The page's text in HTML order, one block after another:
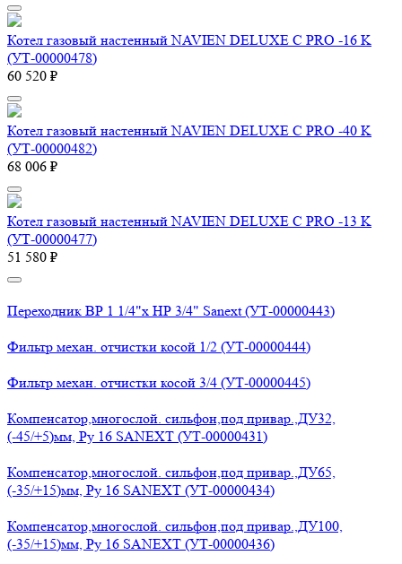
Котел газовый настенный NAVIEN DELUXE С PRO -16 K
(УТ-00000478)
60 520 ₽
Котел газовый настенный NAVIEN DELUXE С PRO -40 K
(УТ-00000482)
68 006 ₽
Котел газовый настенный NAVIEN DELUXE С PRO -13 K
(УТ-00000477)
51 580 ₽
Переходник ВР 1 1/4"х НР 3/4" Sanext (УТ-00000443)
Фильтр механ. отчистки косой 1/2 (УТ-00000444)
Фильтр механ. отчистки косой 3/4 (УТ-00000445)
Компенсатор,многослой. сильфон,под привар.,ДУ32,
(-45/+5)мм, Ру 16 SANEXT (УТ-00000431)
Компенсатор,многослой. сильфон,под привар.,ДУ65,
(-35/+15)мм, Ру 16 SANEXT (УТ-00000434)
Компенсатор,многослой. сильфон,под привар.,ДУ100,
(-35/+15)мм, Ру 16 SANEXT (УТ-00000436)